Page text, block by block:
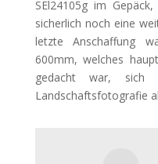
SEl24105g im
sicherlich noch eine
letzte Anschaffung
600mm, welches
gedacht war,
Landschaftsfotografie